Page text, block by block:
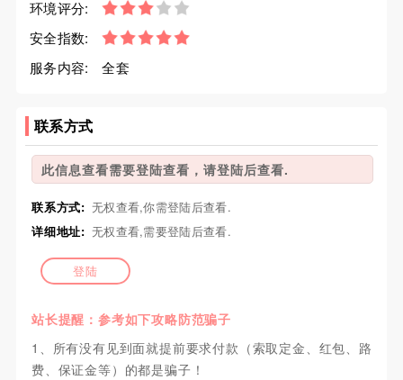
环境评分:
安全指数:
服务内容:
全套
联系方式
此信息查看需要登陆查看，请登陆后查看.
联系方式: 无权查看,你需登陆后查看.
详细地址: 无权查看,需要登陆后查看.
登陆
站长提醒：参考如下攻略防范骗子
1、所有没有见到面就提前要求付款（索取定金、红包、路
费、保证金等）的都是骗子！